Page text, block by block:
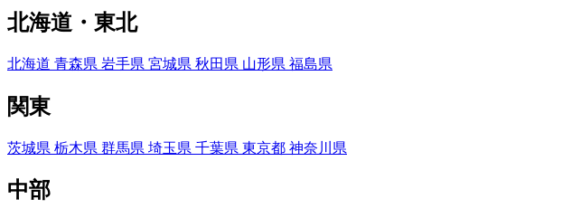
北海道・東北
北海道 青森県 岩手県 宮城県 秋田県 山形県 福島県
関東
茨城県 栃木県 群馬県 埼玉県 千葉県 東京都 神奈川県
中部